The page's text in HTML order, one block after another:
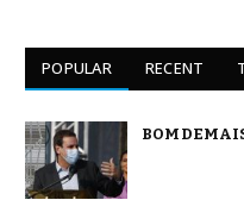
POPULAR RECENT
BOM